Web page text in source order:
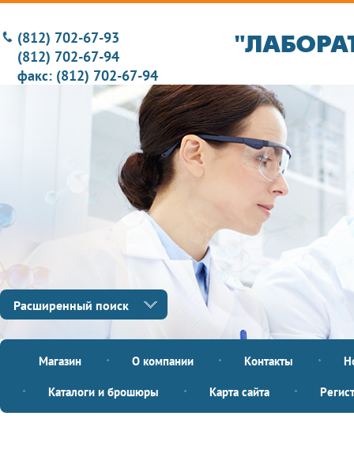
(812) 702-67-93
(812) 702-67-94
факс: (812) 702-67-94
Расширенный поиск
Магазин О компании Контакты
Каталоги и брошюры Карта сайта